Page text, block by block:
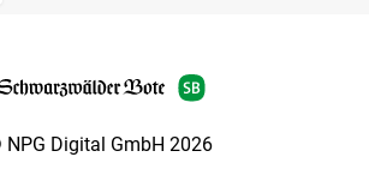
Digital GmbH 2026